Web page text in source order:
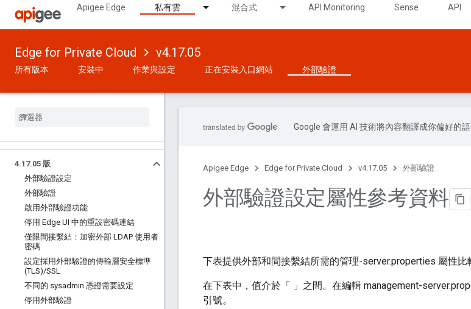
Apigee Edge 私有雲 混合式 API Monitoring Sense API
Edge for Private Cloud v4.17.05
所有版本 安裝中 作業與設定 正在安裝入口網站 外部驗證
4.17.05 版
外部驗證設定
外部驗證
啟用外部驗證功能
停用 Edge UI 中的重設密碼連結
僅限間接繫結：加密外部 LDAP 使用者
密碼
設定採用外部驗證的傳輸層安全標準
(TLS)/SSL
不同的 sysadmin 憑證需要設定
停用外部驗證
Google 會運用 AI 技術將內容翻譯成你偏好的語
Apigee Edge Edge for Private Cloud v4.17.05 外部驗證
外部驗證設定屬性參考資料
下表提供外部和間接繫結所需的管理-server.properties 屬性比
在下表中，值介於「 」之間。在編輯 management-
引號。